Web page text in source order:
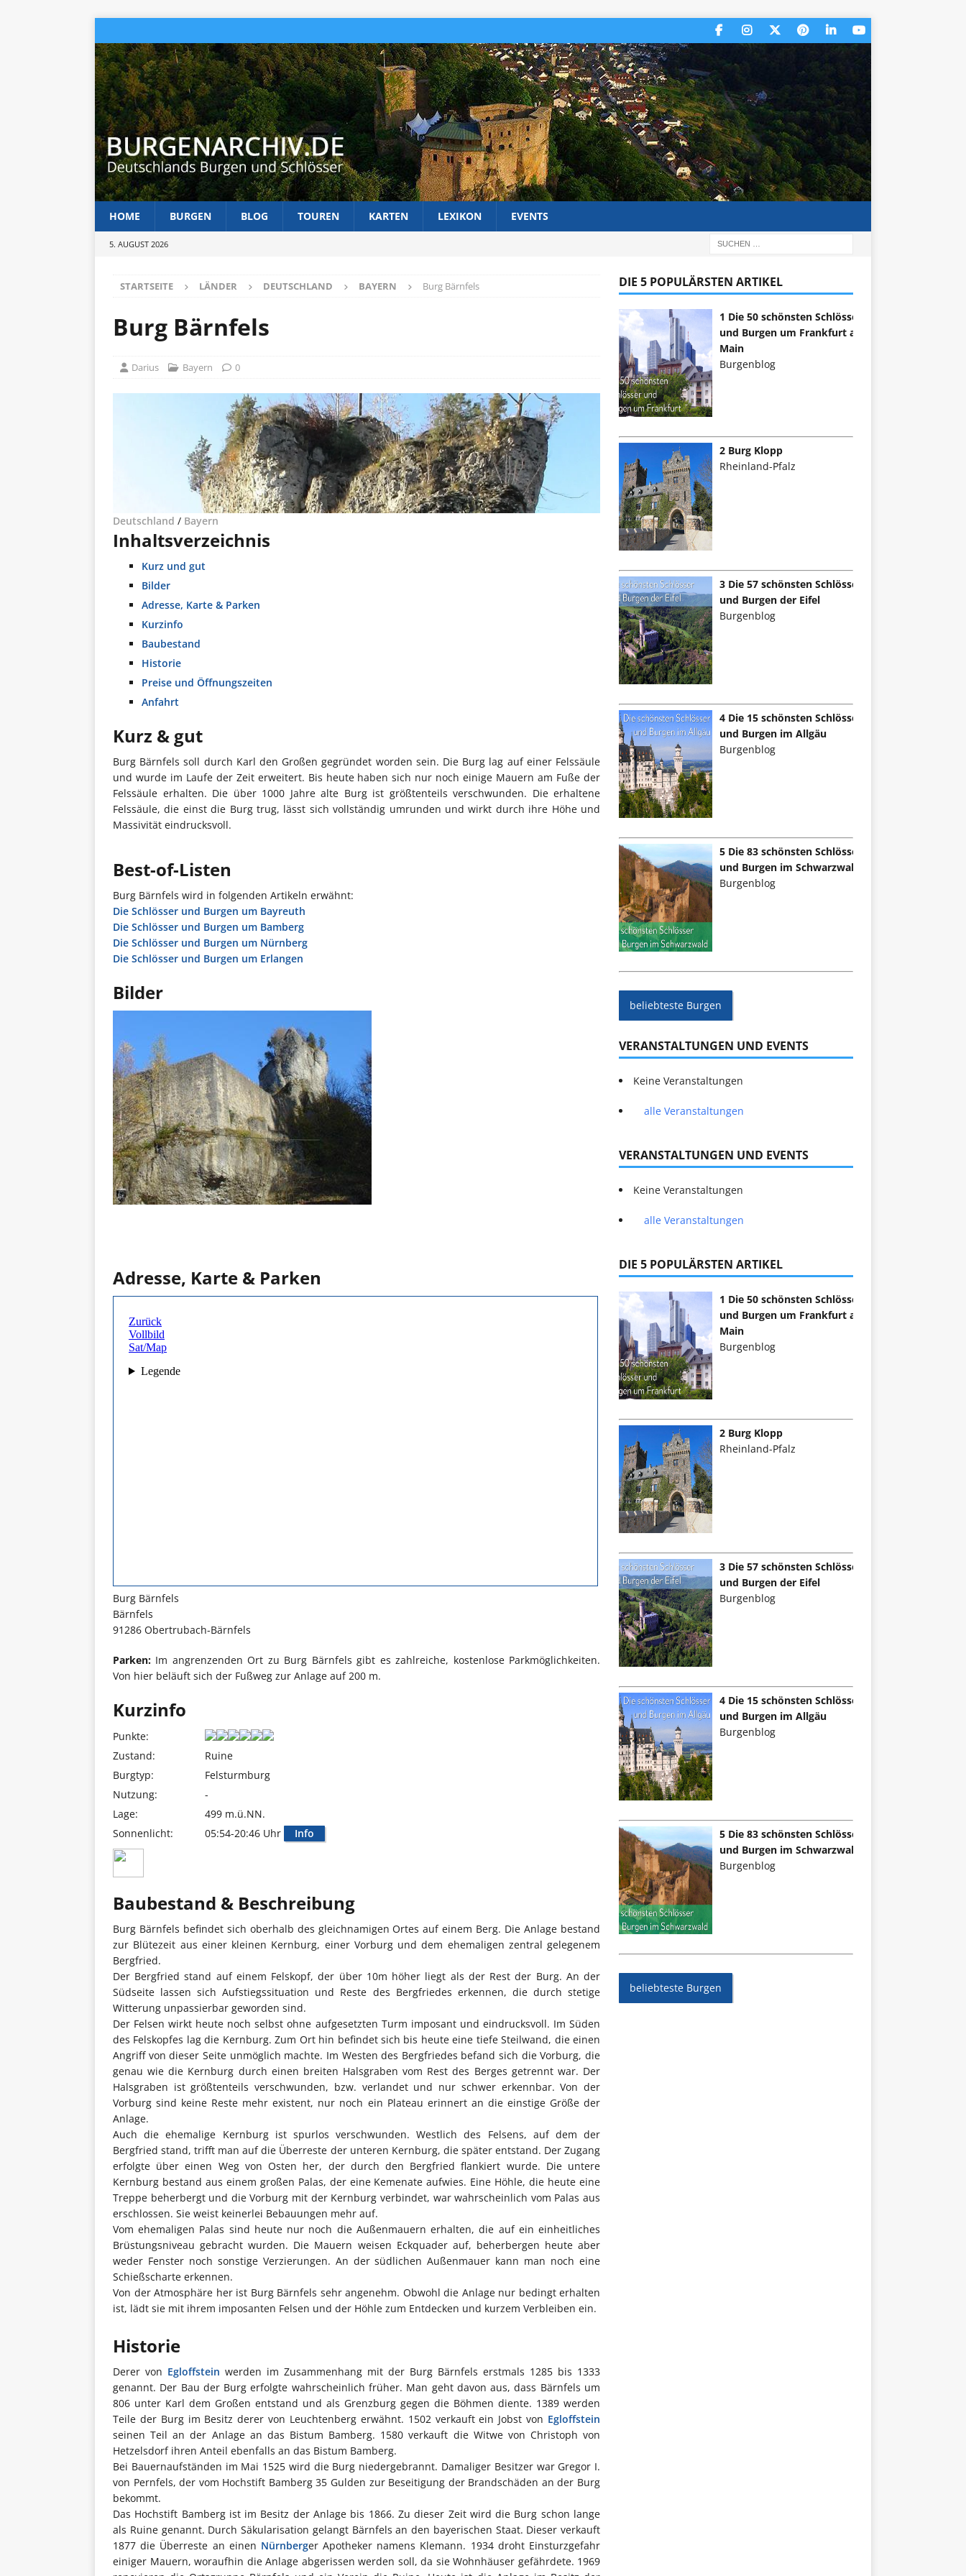
HOME BURGEN BLOG TOUREN KARTEN LEXIKON EVENTS
5. AUGUST 2026
STARTSEITE LÄNDER DEUTSCHLAND BAYERN Burg Bärnfels
Burg Bärnfels
Darius Bayern 0
Deutschland / Bayern
Inhaltsverzeichnis
Kurz und gut
Bilder
Adresse, Karte & Parken
Kurzinfo
Baubestand
Historie
Preise und Öffnungszeiten
Anfahrt
Kurz & gut
Burg Bärnfels soll durch Karl den Großen gegründet worden sein. Die Burg lag auf einer Felssäule
und wurde im Laufe der Zeit erweitert. Bis heute haben sich nur noch einige Mauern am Fuße der
Felssäule erhalten. Die über 1000 Jahre alte Burg ist größtenteils verschwunden. Die erhaltene
Felssäule, die einst die Burg trug, lässt sich vollständig umrunden und wirkt durch ihre Höhe und
Massivität eindrucksvoll.
Best-of-Listen
Burg Bärnfels wird in folgenden Artikeln erwähnt:
Die Schlösser und Burgen um Bayreuth
Die Schlösser und Burgen um Bamberg
Die Schlösser und Burgen um Nürnberg
Die Schlösser und Burgen um Erlangen
Bilder
Adresse, Karte & Parken
Burg Bärnfels
Bärnfels
91286 Obertrubach-Bärnfels
Parken: Im angrenzenden Ort zu Burg Bärnfels gibt es zahlreiche, kostenlose Parkmöglichkeiten.
Von hier beläuft sich der Fußweg zur Anlage auf 200 m.
Kurzinfo
Punkte:
Zustand:
Ruine
Burgtyp:
Felsturmburg
Nutzung:
-
Lage:
499 m.ü.NN.
Sonnenlicht:
05:54-20:46 Uhr Info
Baubestand & Beschreibung
Burg Bärnfels befindet sich oberhalb des gleichnamigen Ortes auf einem Berg. Die Anlage bestand
zur Blütezeit aus einer kleinen Kernburg, einer Vorburg und dem ehemaligen zentral gelegenem
Bergfried.
Der Bergfried stand auf einem Felskopf, der über 10m höher liegt als der Rest der Burg. An der
Südseite lassen sich Aufstiegssituation und Reste des Bergfriedes erkennen, die durch stetige
Witterung unpassierbar geworden sind.
Der Felsen wirkt heute noch selbst ohne aufgesetzten Turm imposant und eindrucksvoll. Im Süden
des Felskopfes lag die Kernburg. Zum Ort hin befindet sich bis heute eine tiefe Steilwand, die einen
Angriff von dieser Seite unmöglich machte. Im Westen des Bergfriedes befand sich die Vorburg, die
genau wie die Kernburg durch einen breiten Halsgraben vom Rest des Berges getrennt war. Der
Halsgraben ist größtenteils verschwunden, bzw. verlandet und nur schwer erkennbar. Von der
Vorburg sind keine Reste mehr existent, nur noch ein Plateau erinnert an die einstige Größe der
Anlage.
Auch die ehemalige Kernburg ist spurlos verschwunden. Westlich des Felsens, auf dem der
Bergfried stand, trifft man auf die Überreste der unteren Kernburg, die später entstand. Der Zugang
erfolgte über einen Weg von Osten her, der durch den Bergfried flankiert wurde. Die untere
Kernburg bestand aus einem großen Palas, der eine Kemenate aufwies. Eine Höhle, die heute eine
Treppe beherbergt und die Vorburg mit der Kernburg verbindet, war wahrscheinlich vom Palas aus
erschlossen. Sie weist keinerlei Bebauungen mehr auf.
Vom ehemaligen Palas sind heute nur noch die Außenmauern erhalten, die auf ein einheitliches
Brüstungsniveau gebracht wurden. Die Mauern weisen Eckquader auf, beherbergen heute aber
weder Fenster noch sonstige Verzierungen. An der südlichen Außenmauer kann man noch eine
Schießscharte erkennen.
Von der Atmosphäre her ist Burg Bärnfels sehr angenehm. Obwohl die Anlage nur bedingt erhalten
ist, lädt sie mit ihrem imposanten Felsen und der Höhle zum Entdecken und kurzem Verbleiben ein.
Historie
Derer von Egloffstein werden im Zusammenhang mit der Burg Bärnfels erstmals 1285 bis 1333
genannt. Der Bau der Burg erfolgte wahrscheinlich früher. Man geht davon aus, dass Bärnfels um
806 unter Karl dem Großen entstand und als Grenzburg gegen die Böhmen diente. 1389 werden
Teile der Burg im Besitz derer von Leuchtenberg erwähnt. 1502 verkauft ein Jobst von Egloffstein
seinen Teil an der Anlage an das Bistum Bamberg. 1580 verkauft die Witwe von Christoph von
Hetzelsdorf ihren Anteil ebenfalls an das Bistum Bamberg.
Bei Bauernaufständen im Mai 1525 wird die Burg niedergebrannt. Damaliger Besitzer war Gregor I.
von Pernfels, der vom Hochstift Bamberg 35 Gulden zur Beseitigung der Brandschäden an der Burg
bekommt.
Das Hochstift Bamberg ist im Besitz der Anlage bis 1866. Zu dieser Zeit wird die Burg schon lange
als Ruine genannt. Durch Säkularisation gelangt Bärnfels an den bayerischen Staat. Dieser verkauft
1877 die Überreste an einen Nürnberger Apotheker namens Klemann. 1934 droht Einsturzgefahr
einiger Mauern, woraufhin die Anlage abgerissen werden soll, da sie Wohnhäuser gefährdete. 1969
DIE 5 POPULÄRSTEN ARTIKEL
1 Die 50 schönsten Schlösser
und Burgen um Frankfurt am
Main
Burgenblog
2 Burg Klopp
Rheinland-Pfalz
3 Die 57 schönsten Schlösser
und Burgen der Eifel
Burgenblog
4 Die 15 schönsten Schlösser
und Burgen im Allgäu
Burgenblog
5 Die 83 schönsten Schlösser
und Burgen im Schwarzwald
Burgenblog
beliebteste Burgen
VERANSTALTUNGEN UND EVENTS
Keine Veranstaltungen
alle Veranstaltungen
VERANSTALTUNGEN UND EVENTS
Keine Veranstaltungen
alle Veranstaltungen
DIE 5 POPULÄRSTEN ARTIKEL
1 Die 50 schönsten Schlösser
und Burgen um Frankfurt am
Main
Burgenblog
2 Burg Klopp
Rheinland-Pfalz
3 Die 57 schönsten Schlösser
und Burgen der Eifel
Burgenblog
4 Die 15 schönsten Schlösser
und Burgen im Allgäu
Burgenblog
5 Die 83 schönsten Schlösser
und Burgen im Schwarzwald
Burgenblog
beliebteste Burgen